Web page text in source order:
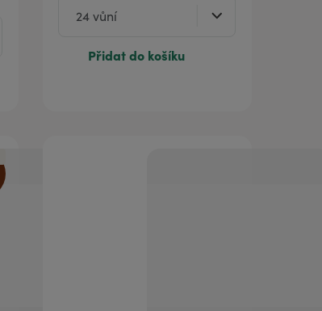
Přidat do košíku